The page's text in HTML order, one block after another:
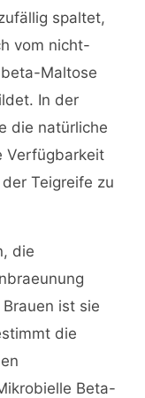
spaltet,
vom nicht-
Maltose
In der
die natürliche
Verfügbarkeit
Teigreife zu
die
ist sie
die
Beta-